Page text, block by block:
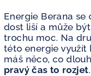
Energie Berana
dost liší a může
trochu moc. Na
této energie využít
máš něco, co
pravý čas to rozjet